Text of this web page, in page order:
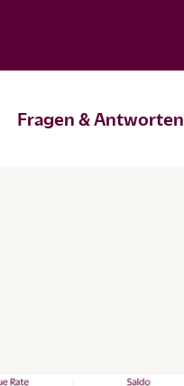
Fragen & Antworten